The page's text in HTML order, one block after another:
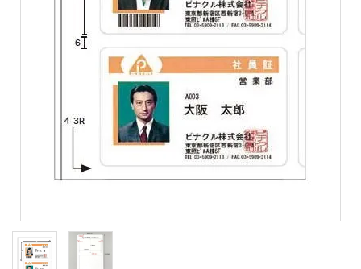
バッジリール
牛革・合皮
IDカード印刷関連
ご利用ガイド